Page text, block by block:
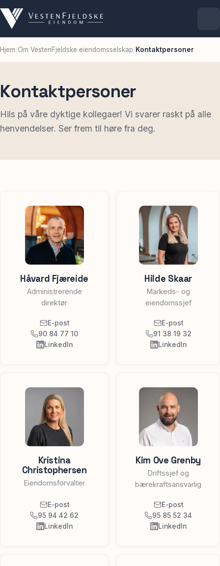
Eiendommer
Ledige lokaler
Kontakt
Hjem/Om VestenFjeldske eiendomsselskap/Kontaktpersoner
Kontaktpersoner
Hils på våre dyktige kollegaer! Vi svarer raskt på alle
henvendelser. Ser frem til høre fra deg.
Håvard Fjæreide
Administrerende
direktør
E-post
90 84 77 10
LinkedIn
Hilde Skaar
Markeds- og
eiendomssjef
E-post
91 38 19 32
LinkedIn
Kristina
Christophersen
Eiendomsforvalter
E-post
95 94 42 62
LinkedIn
Kim Ove Grenby
Driftssjef og
bærekraftsansvarlig
E-post
95 85 52 34
LinkedIn